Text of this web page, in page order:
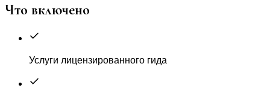
Что включено
Услуги лицензированного гида